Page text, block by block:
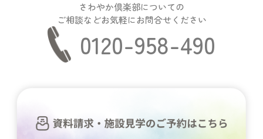
さわやか倶楽部についての
ご相談などお気軽にお問合せください
0120-958-490